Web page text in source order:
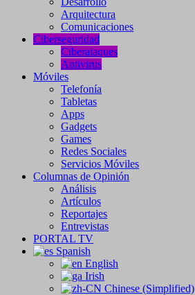
Arquitectura
Comunicaciones
Ciberseguridad
Ciberataques
Antivirus
Móviles
Telefonía
Tabletas
Apps
Gadgets
Games
Redes Sociales
Servicios Móviles
Columnas de Opinión
Análisis
Artículos
Reportajes
Entrevistas
PORTAL TV
Spanish
English
Irish
Chinese (Simplified)